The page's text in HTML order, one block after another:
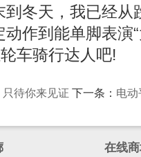
冬天，我已经从
作到能单脚表演
车骑行达人吧!
待你来见证 下一条： 电动
在线